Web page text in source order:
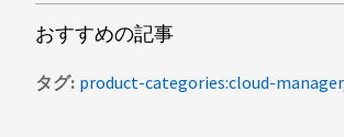
おすすめの記事
タグ product-categories:cloud-manager